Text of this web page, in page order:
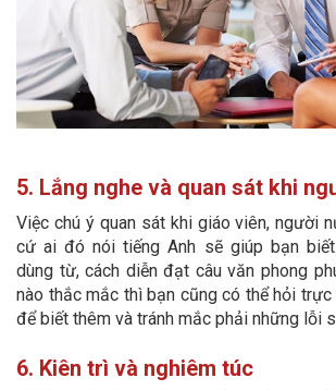
5. Lắng nghe và quan sát khi
Việc chú ý quan sát khi giáo viên, người
cứ ai đó nói tiếng Anh sẽ giúp bạn
dùng từ, cách diễn đạt câu văn phong
nào thắc mắc thì bạn cũng có thể hỏi
để biết thêm và tránh mắc phải những lỗi
6. Kiên trì và nghiêm túc